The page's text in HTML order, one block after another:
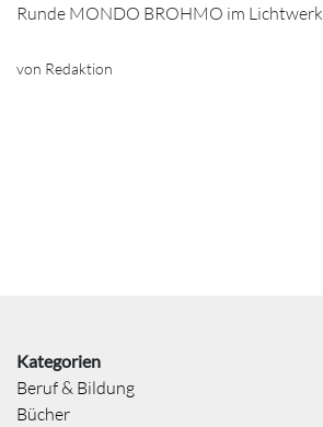
Runde MONDO BROHMO im Lichtwerk.
von Redaktion
Kategorien
Beruf & Bildung
Bücher